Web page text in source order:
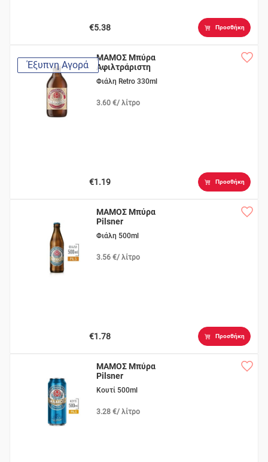
€5.38 Προσθήκη
Έξυπνη Αγορά
ΜΑΜΟΣ Μπύρα
Αφιλτράριστη
Φιάλη Retro 330ml
3.60 €/ λίτρο
€1.19 Προσθήκη
ΜΑΜΟΣ Μπύρα
Pilsner
Φιάλη 500ml
3.56 €/ λίτρο
€1.78 Προσθήκη
ΜΑΜΟΣ Μπύρα
Pilsner
Κουτί 500ml
3.28 €/ λίτρο